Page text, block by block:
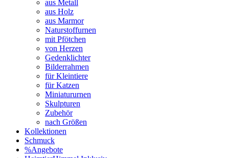
aus Metall
aus Holz
aus Marmor
Naturstoffurnen
mit Pfötchen
von Herzen
Gedenklichter
Bilderrahmen
für Kleintiere
für Katzen
Miniatururnen
Skulpturen
Zubehör
nach Größen
Kollektionen
Schmuck
%Angebote